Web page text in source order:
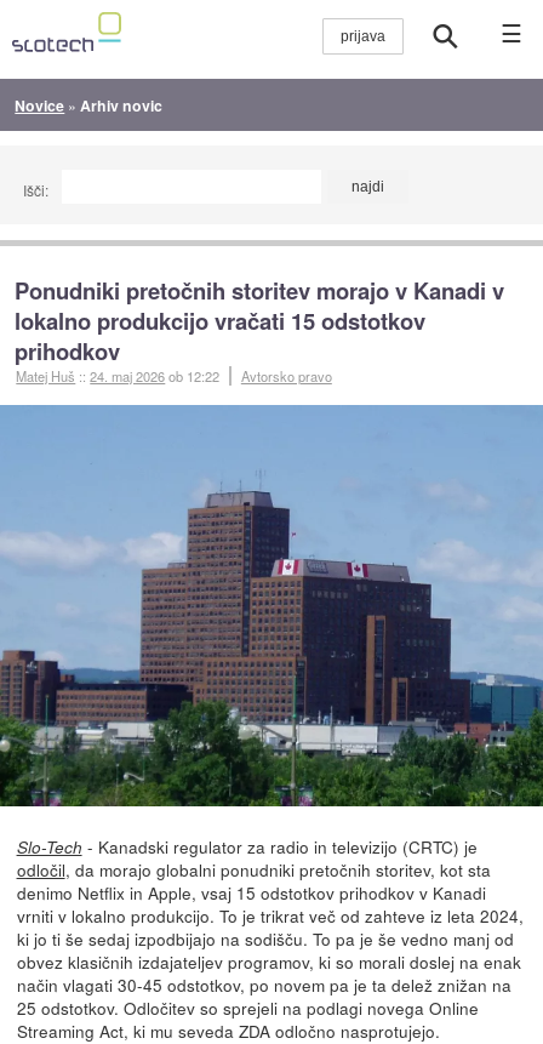
☰
Novice » Arhiv novic
Išči:
Ponudniki pretočnih storitev morajo v Kanadi v
lokalno produkcijo vračati 15 odstotkov
prihodkov
Matej Huš ::24. maj 2026ob 12:22 Avtorsko pravo
Slo-Tech - Kanadski regulator za radio in televizijo (CRTC) je
odločil, da morajo globalni ponudniki pretočnih storitev, kot sta
denimo Netflix in Apple, vsaj 15 odstotkov prihodkov v Kanadi
vrniti v lokalno produkcijo. To je trikrat več od zahteve iz leta 2024,
ki jo ti še sedaj izpodbijajo na sodišču. To pa je še vedno manj od
obvez klasičnih izdajateljev programov, ki so morali doslej na enak
način vlagati 30-45 odstotkov, po novem pa je ta delež znižan na
25 odstotkov. Odločitev so sprejeli na podlagi novega Online
Streaming Act, ki mu seveda ZDA odločno nasprotujejo.